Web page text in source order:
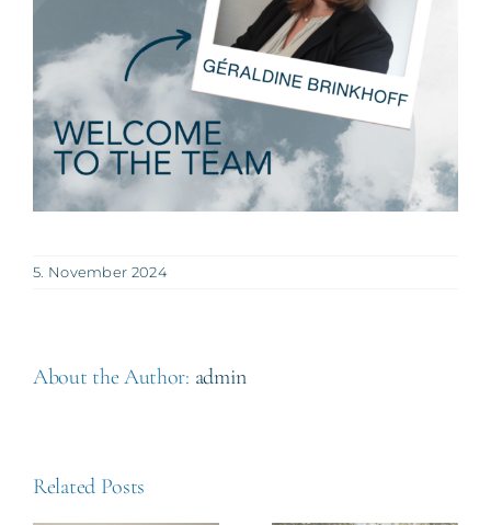
5. November 2024
About the Author: admin
Related Posts